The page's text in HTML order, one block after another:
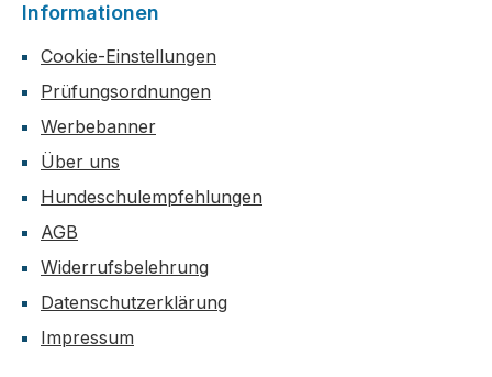
Informationen
Cookie-Einstellungen
Prüfungsordnungen
Werbebanner
Über uns
Hundeschulempfehlungen
AGB
Widerrufsbelehrung
Datenschutzerklärung
Impressum